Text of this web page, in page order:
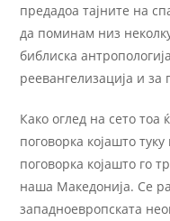
предадоа тајните на
да поминам низ
библиска
реевангелизација и за
Како оглед на сето
поговорка којашто
поговорка којашто го
наша Македонија. Се
западноевропската